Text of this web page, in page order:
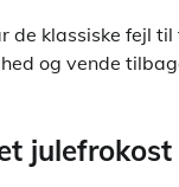
de klassiske fejl
og vende
julefrokost